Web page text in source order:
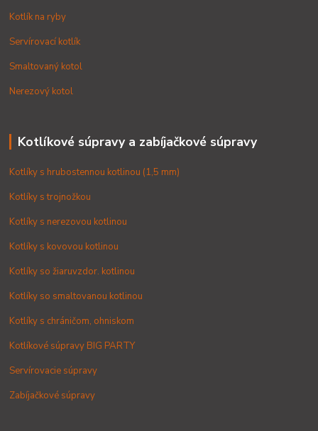
Kotlík na ryby
Servírovací kotlík
Smaltovaný kotol
Nerezový kotol
Kotlíkové súpravy a zabíjačkové súpravy
Kotlíky s hrubostennou kotlinou (1,5 mm)
Kotlíky s trojnožkou
Kotlíky s nerezovou kotlinou
Kotlíky s kovovou kotlinou
Kotlíky so žiaruvzdor. kotlinou
Kotlíky so smaltovanou kotlinou
Kotlíky s chráničom, ohniskom
Kotlíkové súpravy BIG PARTY
Servírovacie súpravy
Zabíjačkové súpravy